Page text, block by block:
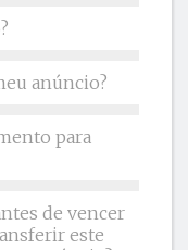
anúncio?
para
de vencer
este